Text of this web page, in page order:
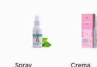
Spray
Crema